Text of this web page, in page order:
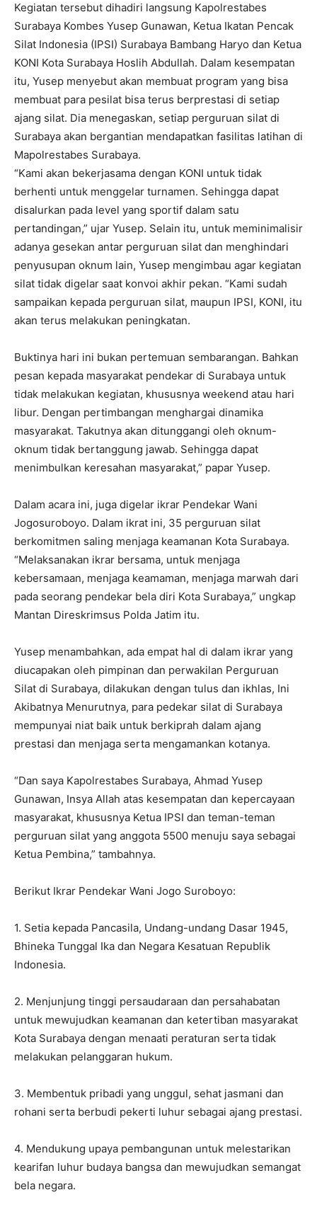
Kegiatan tersebut dihadiri langsung Kapolrestabes
Surabaya Kombes Yusep Gunawan, Ketua Ikatan Pencak
Silat Indonesia (IPSI) Surabaya Bambang Haryo dan Ketua
KONI Kota Surabaya Hoslih Abdullah. Dalam kesempatan
itu, Yusep menyebut akan membuat program yang bisa
membuat para pesilat bisa terus berprestasi di setiap
ajang silat. Dia menegaskan, setiap perguruan silat di
Surabaya akan bergantian mendapatkan fasilitas latihan di
Mapolrestabes Surabaya.
“Kami akan bekerjasama dengan KONI untuk tidak
berhenti untuk menggelar turnamen. Sehingga dapat
disalurkan pada level yang sportif dalam satu
pertandingan,” ujar Yusep. Selain itu, untuk meminimalisir
adanya gesekan antar perguruan silat dan menghindari
penyusupan oknum lain, Yusep mengimbau agar kegiatan
silat tidak digelar saat konvoi akhir pekan. “Kami sudah
sampaikan kepada perguruan silat, maupun IPSI, KONI, itu
akan terus melakukan peningkatan.
Buktinya hari ini bukan pertemuan sembarangan. Bahkan
pesan kepada masyarakat pendekar di Surabaya untuk
tidak melakukan kegiatan, khususnya weekend atau hari
libur. Dengan pertimbangan menghargai dinamika
masyarakat. Takutnya akan ditunggangi oleh oknum-
oknum tidak bertanggung jawab. Sehingga dapat
menimbulkan keresahan masyarakat,” papar Yusep.
Dalam acara ini, juga digelar ikrar Pendekar Wani
Jogosuroboyo. Dalam ikrat ini, 35 perguruan silat
berkomitmen saling menjaga keamanan Kota Surabaya.
“Melaksanakan ikrar bersama, untuk menjaga
kebersamaan, menjaga keamaman, menjaga marwah dari
pada seorang pendekar bela diri Kota Surabaya,” ungkap
Mantan Direskrimsus Polda Jatim itu.
Yusep menambahkan, ada empat hal di dalam ikrar yang
diucapakan oleh pimpinan dan perwakilan Perguruan
Silat di Surabaya, dilakukan dengan tulus dan ikhlas, Ini
Akibatnya Menurutnya, para pedekar silat di Surabaya
mempunyai niat baik untuk berkiprah dalam ajang
prestasi dan menjaga serta mengamankan kotanya.
“Dan saya Kapolrestabes Surabaya, Ahmad Yusep
Gunawan, Insya Allah atas kesempatan dan kepercayaan
masyarakat, khususnya Ketua IPSI dan teman-teman
perguruan silat yang anggota 5500 menuju saya sebagai
Ketua Pembina,” tambahnya.
Berikut Ikrar Pendekar Wani Jogo Suroboyo:
1. Setia kepada Pancasila, Undang-undang Dasar 1945,
Bhineka Tunggal Ika dan Negara Kesatuan Republik
Indonesia.
2. Menjunjung tinggi persaudaraan dan persahabatan
untuk mewujudkan keamanan dan ketertiban masyarakat
Kota Surabaya dengan menaati peraturan serta tidak
melakukan pelanggaran hukum.
3. Membentuk pribadi yang unggul, sehat jasmani dan
rohani serta berbudi pekerti luhur sebagai ajang prestasi.
4. Mendukung upaya pembangunan untuk melestarikan
kearifan luhur budaya bangsa dan mewujudkan semangat
bela negara.